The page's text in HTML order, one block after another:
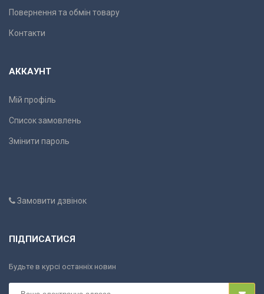
Повернення та обмін товару
Контакти
АККАУНТ
Мій профіль
Список замовлень
Змінити пароль
Замовити дзвінок
ПІДПИСАТИСЯ
Будьте в курсі останніх новин